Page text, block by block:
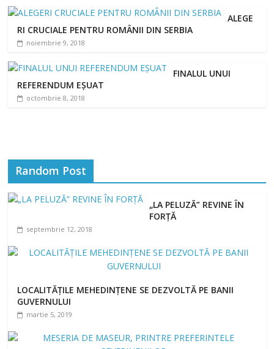
ALEGE
RI CRUCIALE PENTRU ROMÂNII DIN SERBIA
noiembrie 9, 2018
FINALUL UNUI
REFERENDUM EȘUAT
octombrie 8, 2018
Random Post
„LA PELUZĂ” REVINE ÎN
FORȚĂ
septembrie 12, 2018
LOCALITĂȚILE MEHEDINȚENE SE DEZVOLTĂ PE BANII
GUVERNULUI
martie 5, 2019